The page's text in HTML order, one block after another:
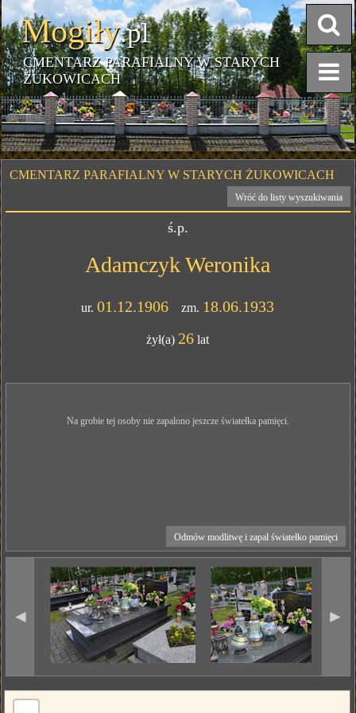
Mogiły.pl
CMENTARZ PARAFIALNY W STARYCH
ŻUKOWICACH
CMENTARZ PARAFIALNY W STARYCH ŻUKOWICACH
Wróć do listy wyszukiwania
ś.p.
Adamczyk Weronika
ur.01.12.1906 zm. 18.06.1933
żył(a) 26 lat
Na grobie tej osoby nie zapalono jeszcze światełka pamięci.
Odmów modlitwę i zapal światełko pamięci
◄ ►